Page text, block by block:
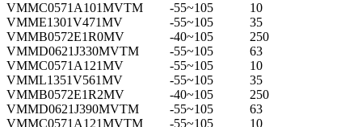
VMMC0571A101MVTM -55~105
10
VMME1301V471MV
-55~105
35
VMMB0572E1R0MV
-40~105
250
VMMD0621J330MVTM
-55~105
63
VMMC0571A121MV
-55~105
10
VMML1351V561MV
-55~105
35
VMMB0572E1R2MV
-40~105
250
VMMD0621J390MVTM
-55~105
63
VMMC0571A121MVTM
-55~105
10